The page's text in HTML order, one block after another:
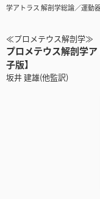
学アトラス 解剖学総論／運動
≪プロメテウス解剖学≫
プロメテウス解剖学
子版】
坂井 建雄(他監訳)